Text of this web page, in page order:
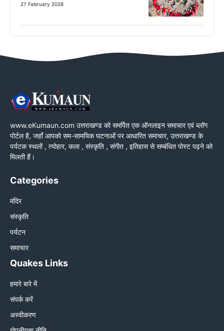
27 February 2026
www.eKumaun.com उत्तराखण्ड को समर्पित एक ऑनलाइन समाचार एवं ब्लॉग
पोर्टल है, जहाँ आपको सम-सामयिक घटनाओं पर आधारित समाचार, उत्तराखण्ड के
पर्यटक स्थलों , त्योहार, कला , संस्कृति , संगीत , इतिहास से सम्बंधित पोस्ट पढ़ने को
मिलती हैं।
Categories
मंदिर
संस्कृति
पर्यटन
समाचार
Quakes Links
हमारे बारे में
संपर्क करें
अस्वीकरण